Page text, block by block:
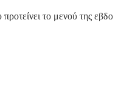
το μενού της